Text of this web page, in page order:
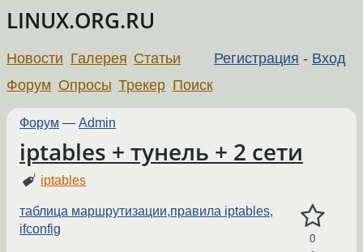
LINUX.ORG.RU
Регистрация - Вход
Новости Галерея Статьи
Форум Опросы Трекер Поиск
Форум — Admin
iptables + тунель + 2 сети
iptables
0
таблица маршрутизации,правила iptables,
ifconfig